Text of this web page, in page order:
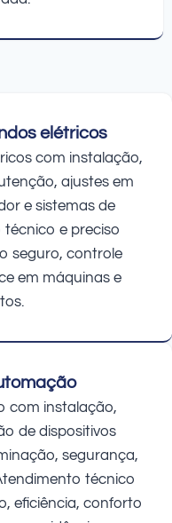
elétricos
com instalação,
ajustes em
e sistemas de
e preciso
seguro, controle
em máquinas e
com instalação,
de dispositivos
segurança,
técnico
eficiência, conforto